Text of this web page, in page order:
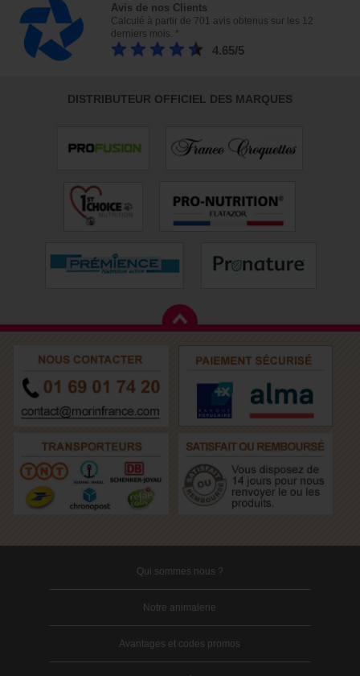
Avis de nos Clients
Calculé à partir de 701 avis obtenus sur les 12
derniers mois. *
4.65/5
DISTRIBUTEUR OFFICIEL DES MARQUES
Qui sommes nous ?
Notre animalerie
Avantages et codes promos